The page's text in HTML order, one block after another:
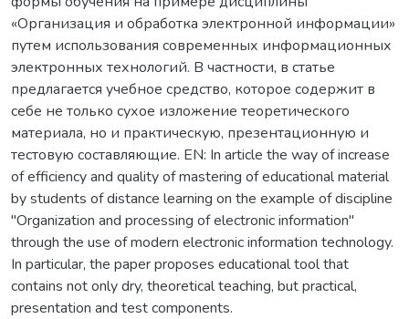
«Организация и обработка электронной информации»
путем использования современных информационных
электронных технологий. В частности, в статье
предлагается учебное средство, которое содержит в
себе не только сухое изложение теоретического
материала, но и практическую, презентационную и
тестовую составляющие. EN: In article the way of increase
of efficiency and quality of mastering of educational material
by students of distance learning on the example of discipline
"Organization and processing of electronic information"
through the use of modern electronic information technology.
In particular, the paper proposes educational tool that
contains not only dry, theoretical teaching, but practical,
presentation and test components.